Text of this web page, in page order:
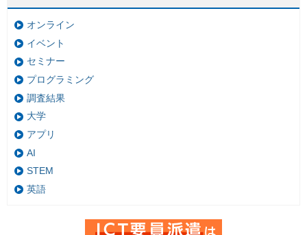
オンライン
イベント
セミナー
プログラミング
調査結果
大学
アプリ
AI
STEM
英語